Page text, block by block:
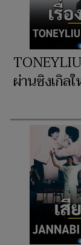
ผ่านซิงเกิล